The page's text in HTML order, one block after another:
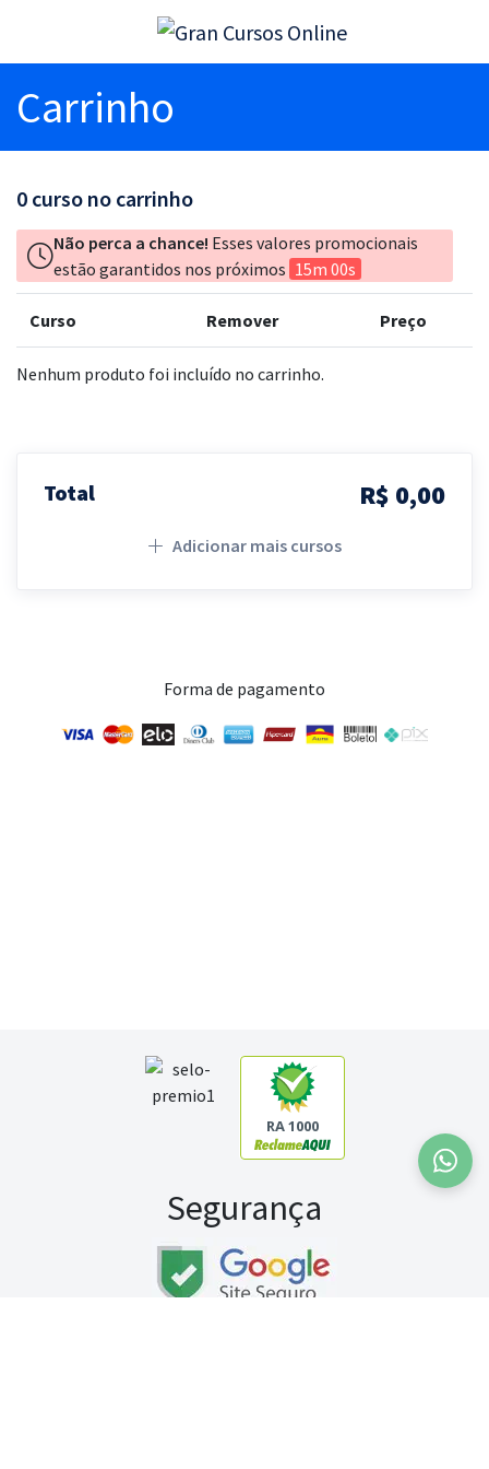
Carrinho
0 curso no carrinho
Não perca a chance! Esses valores promocionais
estão garantidos nos próximos 15m 00s
Curso Remover Preço
Nenhum produto foi incluído no carrinho.
Total R$ 0,00
Adicionar mais cursos
Forma de pagamento
RA 1000
Segurança